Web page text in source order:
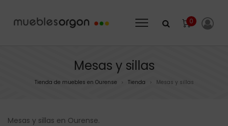
0
Mesas y sillas
Tienda de muebles en Ourense > Tienda > Mesas y sillas
Mesas y sillas en Ourense.